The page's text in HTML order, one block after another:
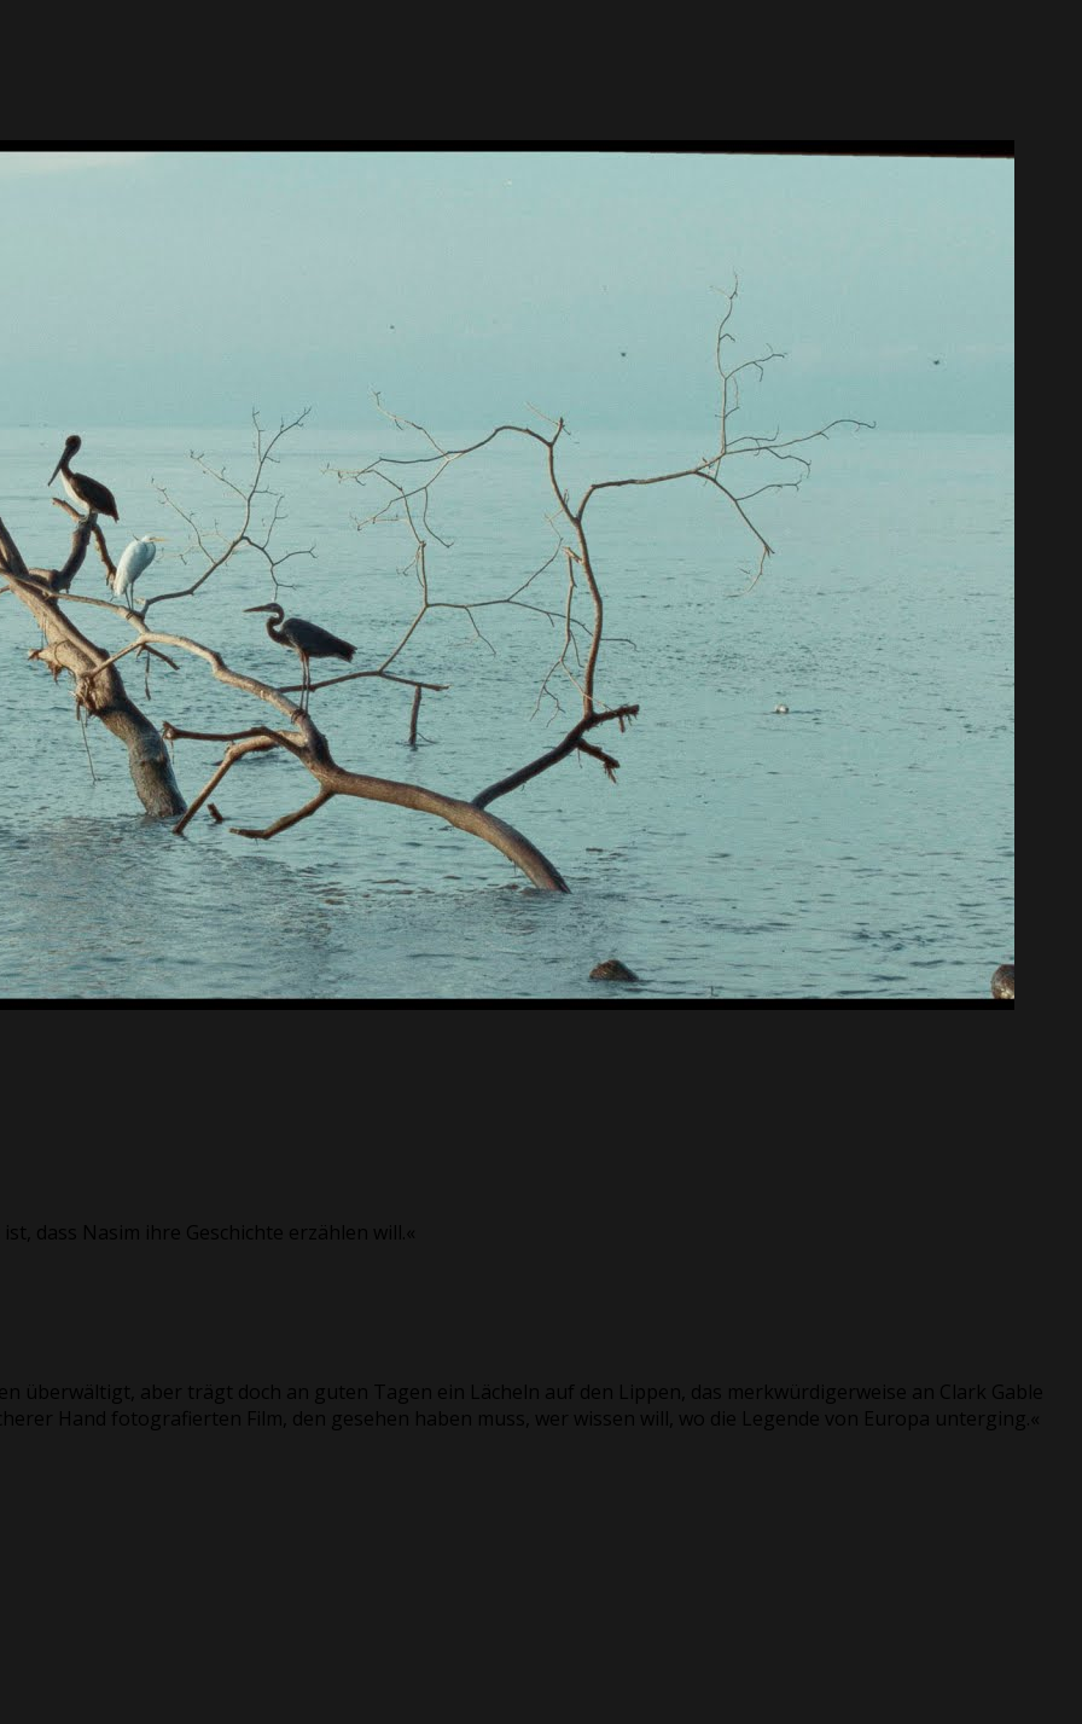
dass Nasim ihre Geschichte erzählen will.«
überwältigt, aber trägt doch an guten Tagen ein Lächeln auf den Lippen, das merkwürdigerweise an Clark Gable
Hand fotografierten Film, den gesehen haben muss, wer wissen will, wo die Legende von Europa unterging.«